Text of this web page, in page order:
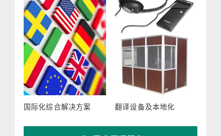
国际化综合解决方案 翻译设备及本地化